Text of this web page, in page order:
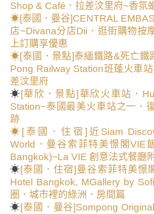
Shop & Café．拉差汶里府~香氛
☀[泰國．曼谷]CENTRAL
店~Divana分店Dii．逛街購物按
上訂購享優惠
☀[泰國．景點]泰緬鐵路&死亡鐵
Pong Railway Station班蓬火車
差汶里府
☀ [華欣．景點]華欣火車站．
Station~泰國最美火車站之一．
跡
☀ [泰國．住宿]近Siam
World．曼谷索菲特美憬閣VIE
Bangkok)~La VIE 創意法式餐廳
☀[泰國．住宿]曼谷索菲特美憬
Hotel Bangkok, MGallery by
圈．城市裡的綠洲．房間篇
☀[泰國．曼谷]Sompong